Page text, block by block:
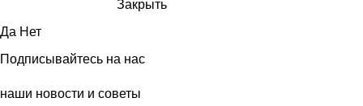
Закрыть
Да Нет
Подписывайтесь на нас
наши новости и советы